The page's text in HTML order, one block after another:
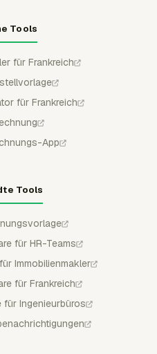
Tools
für Frankreich
für Frankreich
App
Tools
für HR-Teams
Immobilienmakler
für Frankreich
Ingenieurbüros